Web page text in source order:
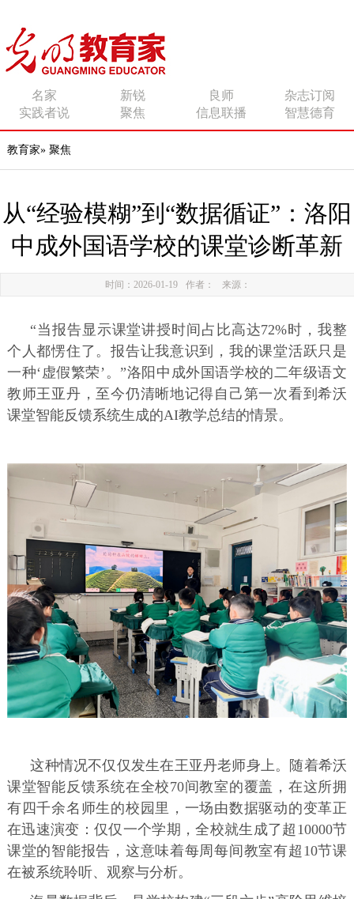
名家 新锐 良师
杂志订阅
实践者说
聚焦 信息联播 智慧德育
教育家» 聚焦
从“经验模糊”到“数据循证”：洛阳
中成外国语学校的课堂诊断革新
时间：2026-01-19 作者： 来源：
“当报告显示课堂讲授时间占比高达72%时，我整
个人都愣住了。报告让我意识到，我的课堂活跃只是
一种‘虚假繁荣’。”洛阳中成外国语学校的二年级语文
教师王亚丹，至今仍清晰地记得自己第一次看到希沃
课堂智能反馈系统生成的AI教学总结的情景。
这种情况不仅仅发生在王亚丹老师身上。随着希沃
课堂智能反馈系统在全校70间教室的覆盖，在这所拥
有四千余名师生的校园里，一场由数据驱动的变革正
在迅速演变：仅仅一个学期，全校就生成了超10000节
课堂的智能报告，这意味着每周每间教室有超10节课
在被系统聆听、观察与分析。